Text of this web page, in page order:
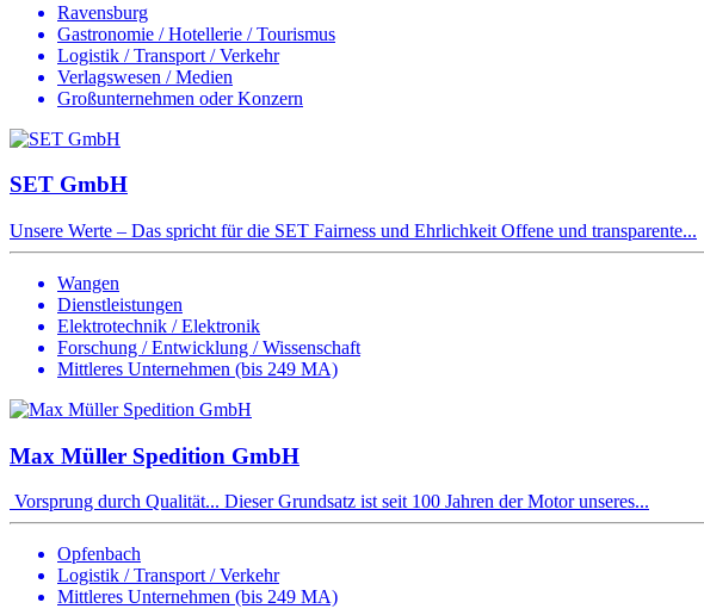
Ravensburg
Gastronomie / Hotellerie / Tourismus
Logistik / Transport / Verkehr
Verlagswesen / Medien
Großunternehmen oder Konzern
SET GmbH
Unsere Werte – Das spricht für die SET Fairness und Ehrlichkeit Offene und transparente...
Wangen
Dienstleistungen
Elektrotechnik / Elektronik
Forschung / Entwicklung / Wissenschaft
Mittleres Unternehmen (bis 249 MA)
Max Müller Spedition GmbH
Vorsprung durch Qualität... Dieser Grundsatz ist seit 100 Jahren der Motor unseres...
Opfenbach
Logistik / Transport / Verkehr
Mittleres Unternehmen (bis 249 MA)